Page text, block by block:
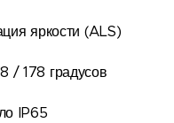
яркости (ALS)
/ 178 градусов
IP65